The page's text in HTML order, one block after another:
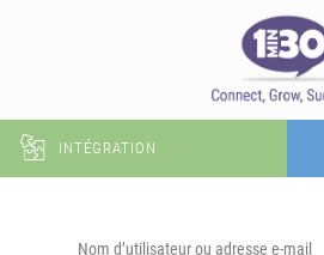
INTÉGRATION
Nom d’utilisateur ou adresse e-mail